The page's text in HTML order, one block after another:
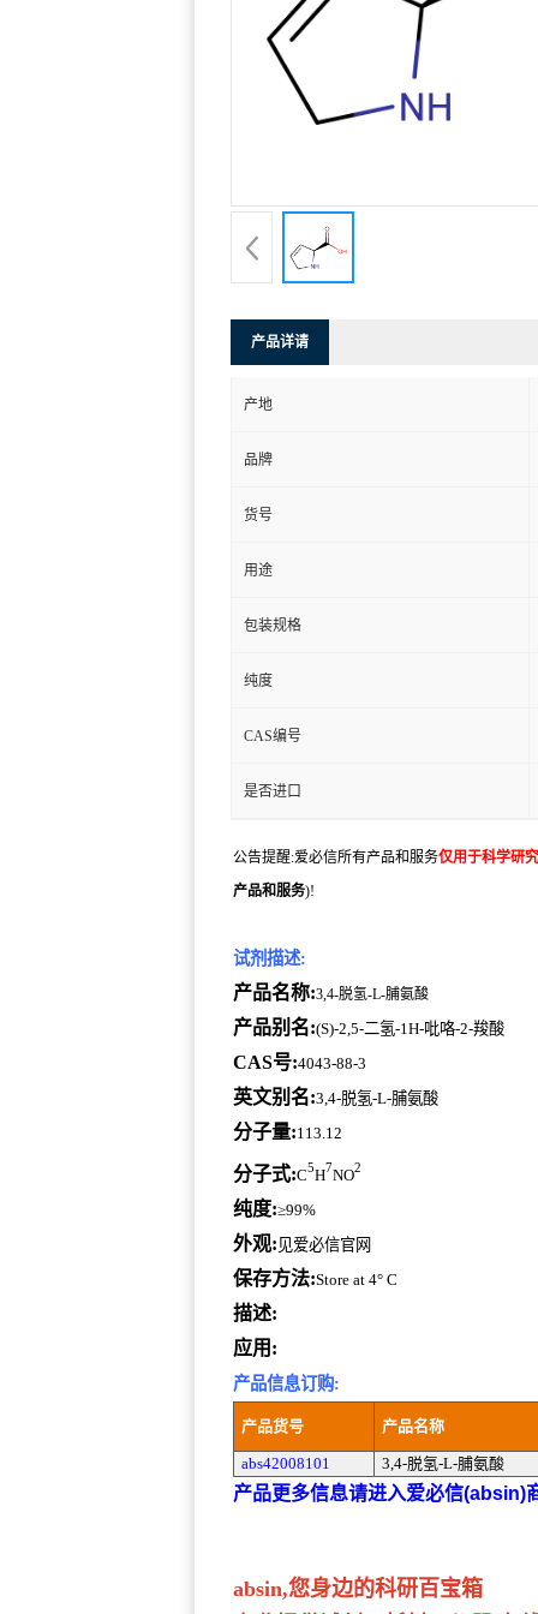
产品详请
产地
品牌
货号
用途
包装规格
纯度
CAS编号
是否进口
公告提醒:爱必信所有产品和服务仅用于科学研究
产品和服务)!
试剂描述:
产品名称:3,4-脱氢-L-脯氨酸
产品别名:(S)-2,5-二氢-1H-吡咯-2-羧酸
CAS号:4043-88-3
英文别名:3,4-脱氢-L-脯氨酸
分子量:113.12
分子式:C5H7NO2
纯度:≥99%
外观: 见爱必信官网
保存方法:Store at 4° C
描述:
应用:
产品信息订购:
产品货号 产品名称
abs42008101 3,4-脱氢-L-脯氨酸
产品更多信息请进入爱必信(absin)
absin,您身边的科研百宝箱